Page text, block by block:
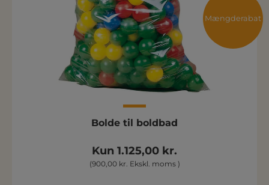
Mængderabat
Bolde til boldbad
Kun 1.125,00 kr.
(900,00 kr. Ekskl. moms )